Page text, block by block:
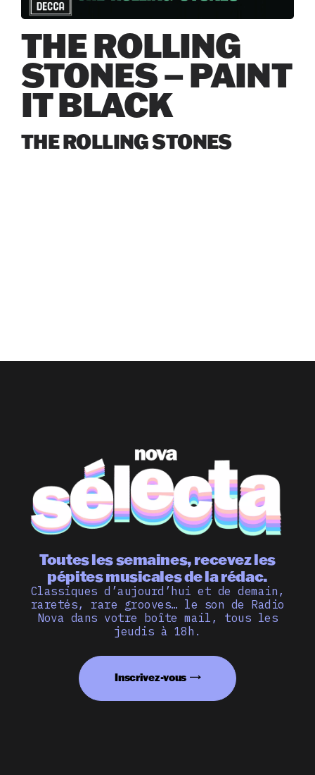
THE ROLLING
STONES – PAINT
IT BLACK
THE ROLLING STONES
Toutes les semaines, recevez les
pépites musicales de la rédac.
Classiques d’aujourd’hui et de demain,
raretés, rare grooves… le son de Radio
Nova dans votre boîte mail, tous les
jeudis à 18h.
Inscrivez-vous